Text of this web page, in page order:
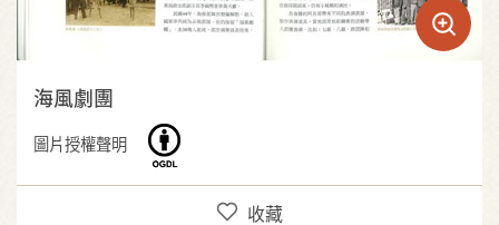
海風劇團
圖片授權聲明
收藏